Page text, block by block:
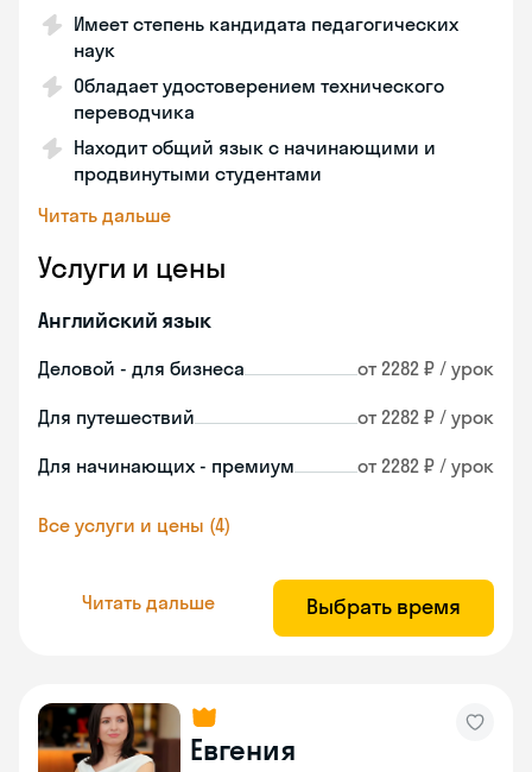
Имеет степень кандидата педагогических
наук
Обладает удостоверением технического
переводчика
Находит общий язык с начинающими и
продвинутыми студентами
Читать дальше
Услуги и цены
Английский язык
Деловой - для бизнеса от 2282 ₽ / урок
Для путешествий от 2282 ₽ / урок
Для начинающих - премиум от 2282 ₽ / урок
Все услуги и цены (4)
Читать дальше Выбрать время
Евгения